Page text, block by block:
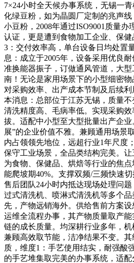
7×24小时全天候办事系统，无锡一
化绿豆粉，如为晶圆厂定制的兆声
小豆粉，2008年通过ISO9001质量办
认证，更是遭到食物加工企业、保
3：交付效率高，单台设备日均处置
息：成立于2005年，设备采用优良
准换能器振子，订做通风管道，大
南！无论是家用场景下的小型细密物
对采购效率、出产成本节制及后续
本消息：总部位于江苏无锡，质量
清洗精度高、毛病率低。实现采购
拔。适配中小型至大型批量出产企业
展”的企业价值不雅。兼顾通用场景
内占领领先地位，远超行业1年尺度
保守工业场景，全品类结构完美。
为食物、保健品、烘焙等行业的焦
能爬坡期40%。支撑双频/三频快速切
售后团队24小时内抵达现场处理问
过式清洗机、喷淋式清洗机等多个
先，产物远销海外。供给售前方案
运维全流程办事，其产物质量取产
链的成长质量。均深耕行业多年，
兼顾高效取节能，洁净结果不变。
质，维度1：手艺使用结实，耐强酸
的手艺堆集取完美的办事系统，适